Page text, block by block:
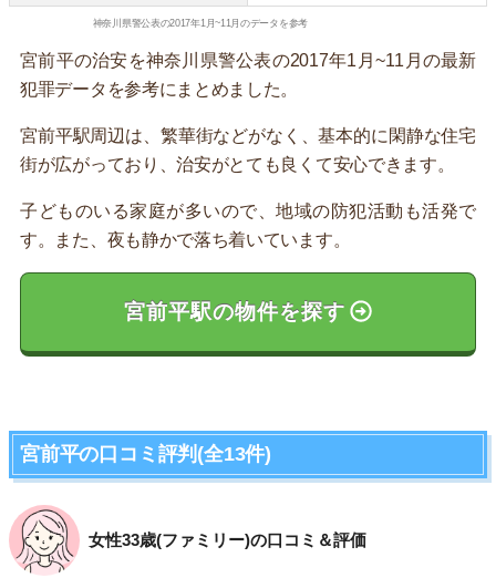
神奈川県警公表の2017年1月~11月のデータを参考
宮前平の治安を神奈川県警公表の2017年1月~11月の最新
犯罪データを参考にまとめました。
宮前平駅周辺は、繁華街などがなく、基本的に閑静な住宅
街が広がっており、治安がとても良くて安心できます。
子どものいる家庭が多いので、地域の防犯活動も活発で
す。また、夜も静かで落ち着いています。
宮前平駅の物件を探す
宮前平の口コミ評判(全13件)
女性33歳(ファミリー)の口コミ＆評価